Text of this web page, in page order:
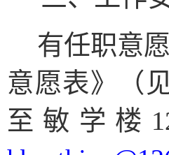
有任职意
意愿表》
（
至 敏学楼